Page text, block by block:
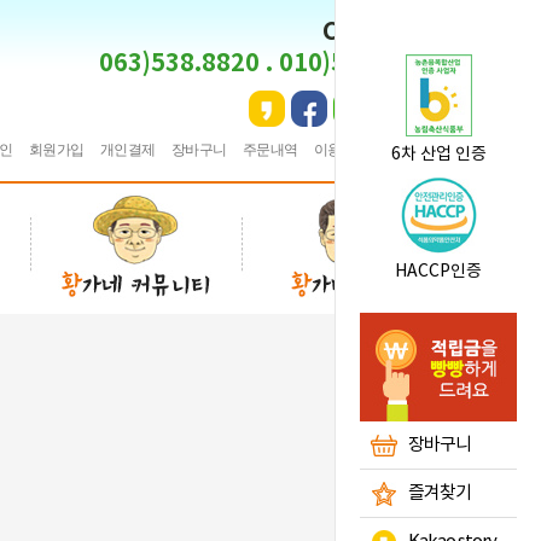
CS CENTER
063)538.8820 . 010)5495.8820
회원가입 개인결제 장바구니 주문내역 이용안내 ★즐겨찾기
6차 산업 인증
HACCP인증
장바구니
즐겨찾기